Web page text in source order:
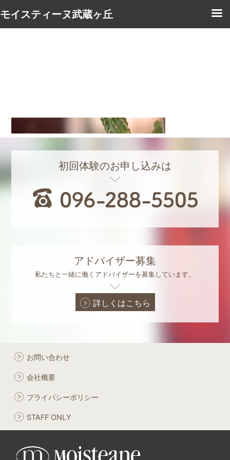
初回体験のお申し込みは
アドバイザー募集
私たちと一緒に働くアドバイザーを募集しています。
詳しくはこちら
お問い合わせ
会社概要
プライバシーポリシー
STAFF ONLY
モイスティーヌ武蔵ヶ丘